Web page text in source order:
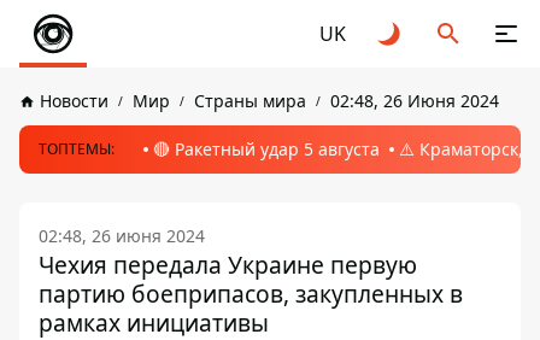
UK
Новости Мир Страны мира 02:48, 26 Июня 2024
ТОПТЕМЫ: 🔴 Ракетный удар 5 августа ⚠️ Краматорск,
02:48, 26 июня 2024
Чехия передала Украине первую
партию боеприпасов, закупленных в
рамках инициативы